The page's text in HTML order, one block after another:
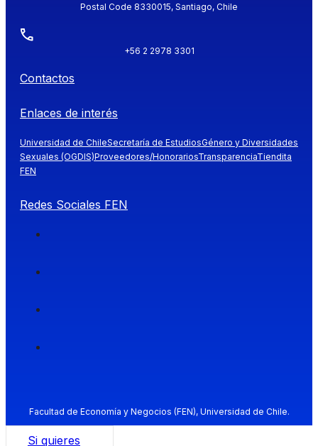
Postal Code 8330015, Santiago, Chile
+56 2 2978 3301
Contactos
Enlaces de interés
Universidad de ChileSecretaría de EstudiosGénero y Diversidades
Sexuales (OGDIS)Proveedores/HonorariosTransparenciaTiendita
FEN
Redes Sociales FEN
Facultad de Economía y Negocios (FEN), Universidad de Chile.
Si quieres